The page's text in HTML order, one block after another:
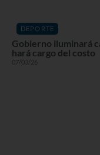
DEPORTE
Gobierno iluminará
hará cargo del costo
07/03/26